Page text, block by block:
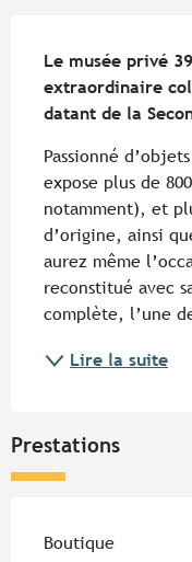
Le musée privé
extraordinaire
datant de la
Passionné
expose plus de
notamment), et
d’origine, ainsi
aurez même
reconstitué avec
complète, l’une
Lire la suite
Prestations
Boutique